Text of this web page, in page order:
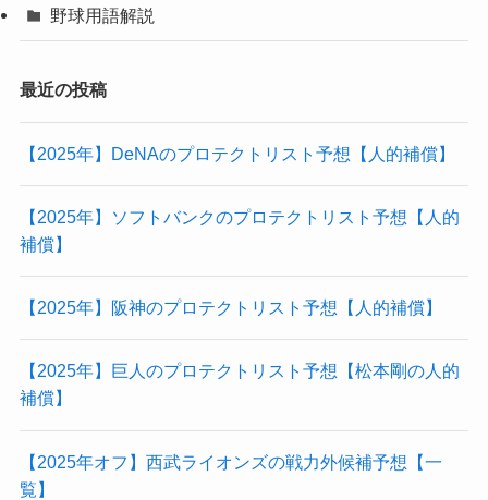
野球用語解説
最近の投稿
【2025年】DeNAのプロテクトリスト予想【人的補償】
【2025年】ソフトバンクのプロテクトリスト予想【人的
補償】
【2025年】阪神のプロテクトリスト予想【人的補償】
【2025年】巨人のプロテクトリスト予想【松本剛の人的
補償】
【2025年オフ】西武ライオンズの戦力外候補予想【一
覧】